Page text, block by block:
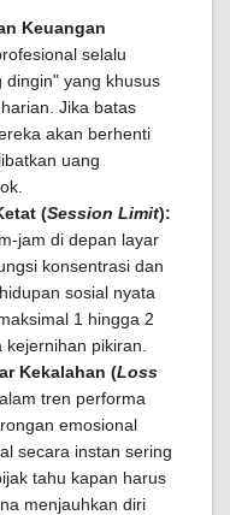
Keuangan
selalu
dingin" yang khusus
Jika batas
akan berhenti
uang
(Session Limit):
jam di depan layar
konsentrasi dan
sosial nyata
1 hingga 2
pikiran.
Kekalahan (Loss
tren performa
emosional
secara instan sering
tahu kapan harus
menjauhkan diri